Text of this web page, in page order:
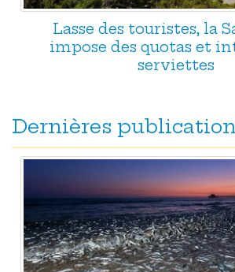
Lasse des touristes, la
impose des quotas et
serviettes
Dernières